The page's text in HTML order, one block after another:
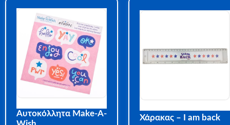
Αυτοκόλλητα Make-A-
Χάρακας – I am back